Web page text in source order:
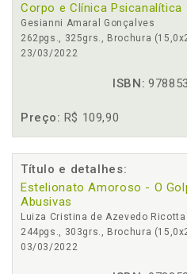
Corpo e Clínica Psicanalítica
Gesianni Amaral Gonçalves
262pgs., 325grs., Brochura
23/03/2022
ISBN:
Preço: R$ 109,90
Título e detalhes:
Estelionato Amoroso - O
Abusivas
Luiza Cristina de Azevedo Ricotta
244pgs., 303grs., Brochura
03/03/2022